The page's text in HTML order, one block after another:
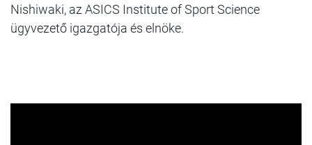
Nishiwaki, az ASICS Institute of Sport Science
ügyvezető igazgatója és elnöke.